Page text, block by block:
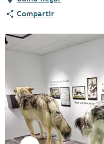
Compartir